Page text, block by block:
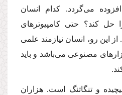
مى‌گردد. كدام انسان
حل كند؟ حتى كامپیوترهاى
این رو، انسان نیازمند علمى
مصنوعى مى‌باشد و باید
و تنگاتنگ است. هزاران